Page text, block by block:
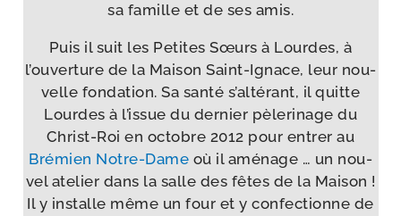
sa famille et de ses amis.
Puis il suit les Petites Sœurs à Lourdes, à
l’ouverture de la Maison Saint-​Ignace, leur nou­
velle fon­da­tion. Sa san­té s’altérant, il quitte
Lourdes à l’issue du der­nier pèle­ri­nage du
Christ-​Roi en octobre 2012 pour entrer au
Brémien Notre-​Dame où il amé­nage … un nou­
vel ate­lier dans la salle des fêtes de la Maison !
Il y ins­talle même un four et y confec­tionne de